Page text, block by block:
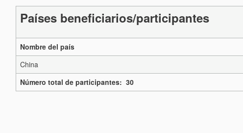
Países beneficiarios/participantes
Nombre del país
China
Número total de participantes: 30